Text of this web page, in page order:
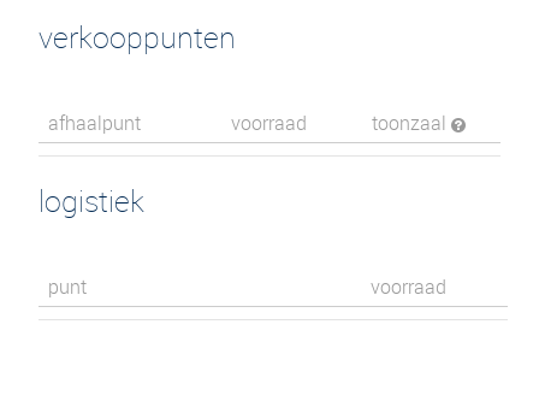
verkooppunten
afhaalpunt voorraad toonzaal
logistiek
punt voorraad